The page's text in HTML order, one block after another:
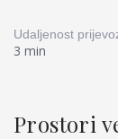
Udaljenost
3 min
Prostori